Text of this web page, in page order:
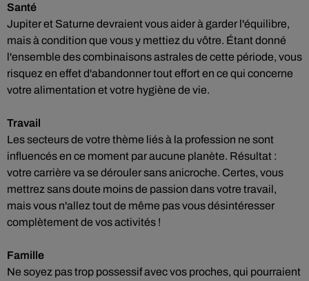
Santé
Jupiter et Saturne devraient vous aider à garder l'équilibre,
mais à condition que vous y mettiez du vôtre. Étant donné
l'ensemble des combinaisons astrales de cette période, vous
risquez en effet d'abandonner tout effort en ce qui concerne
votre alimentation et votre hygiène de vie.
Travail
Les secteurs de votre thème liés à la profession ne sont
influencés en ce moment par aucune planète. Résultat :
votre carrière va se dérouler sans anicroche. Certes, vous
mettrez sans doute moins de passion dans votre travail,
mais vous n'allez tout de même pas vous désintéresser
complètement de vos activités !
Famille
Ne soyez pas trop possessif avec vos proches, qui pourraient